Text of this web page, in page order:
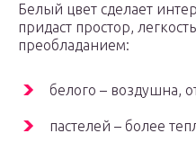
Белый цвет сделает
придаст простор,
преобладанием:
белого – воздушна,
пастелей – более